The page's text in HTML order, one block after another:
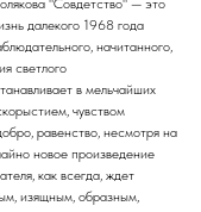
"Совдетство" — это
далекого 1968 года
начитанного,
светлого
в мельчайших
чувством
равенство, несмотря на
новое произведение
как всегда, ждет
изящным, образным,